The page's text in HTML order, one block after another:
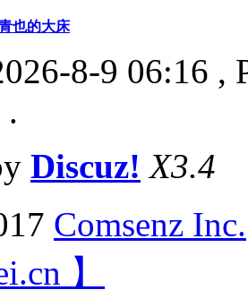
也的大床
8-9 06:16 ,
.
Discuz! X3.4
Comsenz Inc.
】